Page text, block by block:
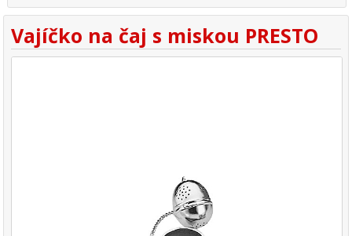
Vajíčko na čaj s miskou PRESTO